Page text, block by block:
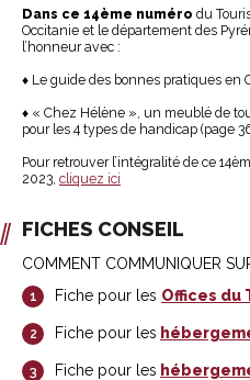
Dans ce 14ème numéro du
Occitanie et le département des
l’honneur avec :
♦ Le guide des bonnes pratiques en
♦ « Chez Hélène », un meublé de
pour les 4 types de handicap (page
Pour retrouver l’intégralité de ce
2023, cliquez ici
FICHES CONSEIL
COMMENT COMMUNIQUER
Fiche pour les Offices du
Fiche pour les
Fiche pour les